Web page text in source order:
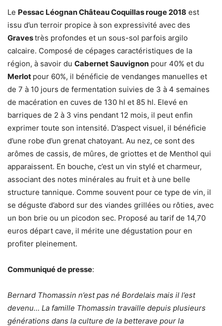
Le Pessac Léognan Château Coquillas rouge 2018 est
issu d’un terroir propice à son expressivité avec des
Gravestrès profondes et un sous-sol parfois argilo
calcaire. Composé de cépages caractéristiques de la
région, à savoir du Cabernet Sauvignon pour 40% et du
Merlot pour 60%, il bénéficie de vendanges manuelles et
de 7 à 10 jours de fermentation suivies de 3 à 4 semaines
de macération en cuves de 130 hl et 85 hl. Elevé en
barriques de 2 à 3 vins pendant 12 mois, il peut enfin
exprimer toute son intensité. D’aspect visuel, il bénéficie
d’une robe d’un grenat chatoyant. Au nez, ce sont des
arômes de cassis, de mûres, de griottes et de Menthol qui
apparaissent. En bouche, c’est un vin stylé et charmeur,
associant des notes minérales au fruit et à une belle
structure tannique. Comme souvent pour ce type de vin, il
se déguste d’abord sur des viandes grillées ou rôties, avec
un bon brie ou un picodon sec. Proposé au tarif de 14,70
euros départ cave, il mérite une dégustation pour en
profiter pleinement.
Communiqué de presse:
Bernard Thomassin n’est pas né Bordelais mais il l’est
devenu… La famille Thomassin travaille depuis plusieurs
générations dans la culture de la betterave pour la